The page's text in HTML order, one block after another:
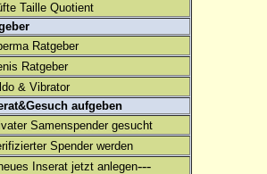
Taille Quotient
Ratgeber
Ratgeber
& Vibrator
aufgeben
Samenspender gesucht
Spender werden
Inserat jetzt anlegen---